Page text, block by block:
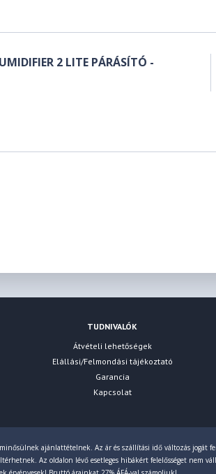
2 LITE PÁRÁSÍTÓ -
TUDNIVALÓK
Átvételi lehetőségek
Elállási/Felmondási tájékoztató
Garancia
Kapcsolat
ajánlattételnek. Az ár és szállítási idő változás jogát
Az oldalon lévő esetleges hibákért felelősséget nem